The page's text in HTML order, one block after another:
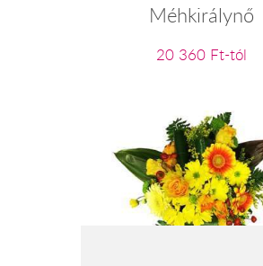
Méhkirálynő
20 360 Ft-tól